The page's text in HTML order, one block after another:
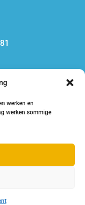
werken en
werken sommige
┃ Disclaimer